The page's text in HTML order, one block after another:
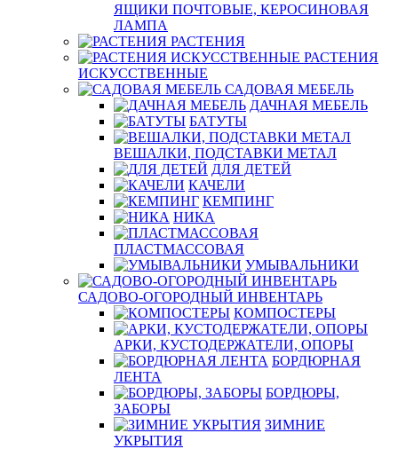
ЯЩИКИ ПОЧТОВЫЕ, КЕРОСИНОВАЯ
ЛАМПА
РАСТЕНИЯ
РАСТЕНИЯ
ИСКУССТВЕННЫЕ
САДОВАЯ МЕБЕЛЬ
ДАЧНАЯ МЕБЕЛЬ
БАТУТЫ
ВЕШАЛКИ, ПОДСТАВКИ МЕТАЛ
ДЛЯ ДЕТЕЙ
КАЧЕЛИ
КЕМПИНГ
НИКА
ПЛАСТМАССОВАЯ
УМЫВАЛЬНИКИ
САДОВО-ОГОРОДНЫЙ ИНВЕНТАРЬ
КОМПОСТЕРЫ
АРКИ, КУСТОДЕРЖАТЕЛИ, ОПОРЫ
БОРДЮРНАЯ
ЛЕНТА
БОРДЮРЫ,
ЗАБОРЫ
ЗИМНИЕ
УКРЫТИЯ